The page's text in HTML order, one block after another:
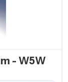
- W5W